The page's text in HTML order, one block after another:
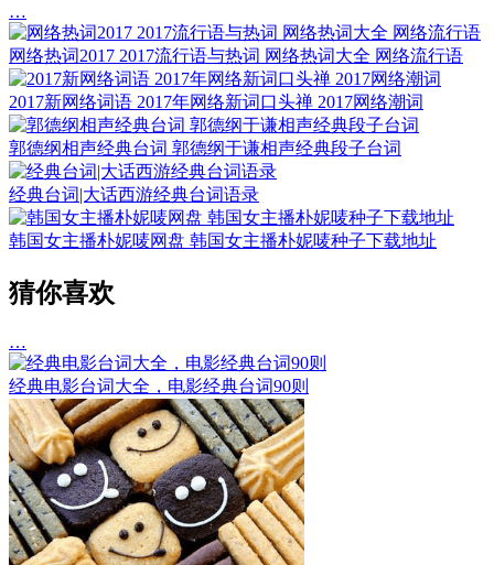
…
网络热词2017 2017流行语与热词 网络热词大全 网络流行语
2017新网络词语 2017年网络新词口头禅 2017网络潮词
郭德纲相声经典台词 郭德纲于谦相声经典段子台词
经典台词|大话西游经典台词语录
韩国女主播朴妮唛网盘 韩国女主播朴妮唛种子下载地址
猜你喜欢
…
经典电影台词大全，电影经典台词90则